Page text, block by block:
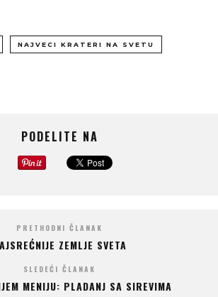
NAJVECI KRATERI NA SVETU
PODELITE NA
PRETHODNI ČLANAK
ZEMLJE SVETA
SLEDEĆI ČLANAK
MENIJU: PLADANJ SA SIREVIMA